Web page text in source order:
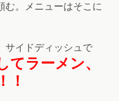
む。メニューはそこに
サイドディッシュで
ラーメン、
！